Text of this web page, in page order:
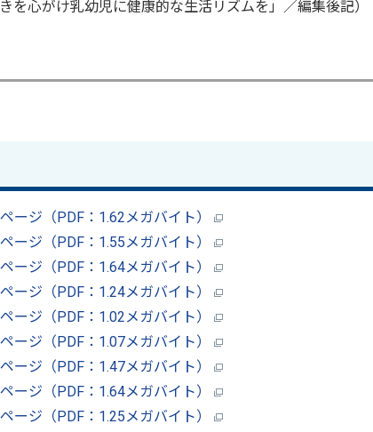
心がけ乳幼児に健康的な生活リズムを」／編集後記）
ジ（PDF：1.62メガバイト）
ジ（PDF：1.55メガバイト）
ジ（PDF：1.64メガバイト）
ジ（PDF：1.24メガバイト）
ジ（PDF：1.02メガバイト）
ジ（PDF：1.07メガバイト）
ジ（PDF：1.47メガバイト）
ジ（PDF：1.64メガバイト）
ジ（PDF：1.25メガバイト）